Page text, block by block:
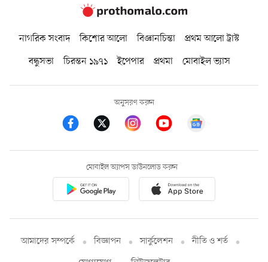
নাগরিক সংবাদ কিশোর আলো বিজ্ঞানচিন্তা
প্রথম আলো ট্রাস্ট
বন্ধুসভা
চিরন্তন ১৯৭১ ইপেপার প্রথমা মোবাইল ভ্যাস
অনুসরণ করুন
মোবাইল অ্যাপস ডাউনলোড করুন
আমাদের সম্পর্কে বিজ্ঞাপন সার্কুলেশন
নীতি ও শর্ত